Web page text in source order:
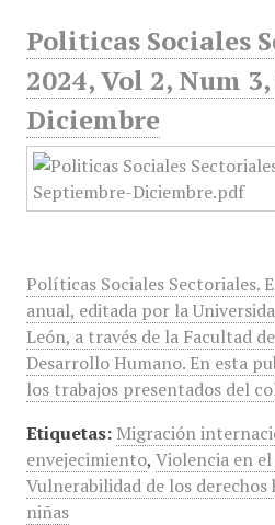
Politicas Sociales
2024, Vol 2, Num
Diciembre
Políticas Sociales Sectoriales.
anual, editada por la
León, a través de la Facultad
Desarrollo Humano. En esta
los trabajos presentados del
Etiquetas: Migración
envejecimiento, Violencia en
Vulnerabilidad de los derechos
niñas